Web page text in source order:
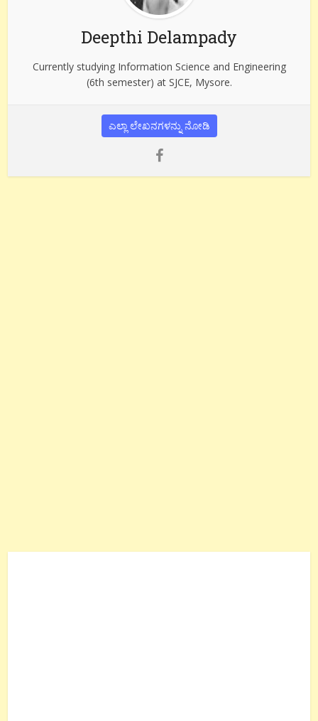
Deepthi Delampady
Currently studying Information Science and Engineering
(6th semester) at SJCE, Mysore.
ಎಲ್ಲಾ ಲೇಖನಗಳನ್ನು ನೋಡಿ